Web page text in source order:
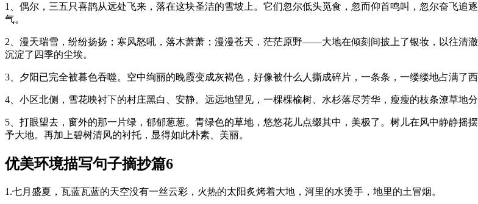
1、偶尔，三五只喜鹊从远处飞来，落在这块圣洁的雪坡上。它们忽尔低头觅食，忽而仰首鸣叫，忽尔奋飞
气。
2、漫天瑞雪，纷纷扬扬；寒风怒吼，落木萧萧；漫漫苍天，茫茫原野——大地在倾刻间披上了银妆，以往清
沉淀了四季的尘埃。
3、夕阳已完全被暮色吞噬。空中绚丽的晚霞变成灰褐色，好像被什么人撕成碎片，一条条，一缕缕地占满了西
4、小区北侧，雪花映衬下的村庄黑白、安静。远远地望见，一棵棵榆树、水杉落尽芳华，瘦瘦的枝条潦草地分
5、打眼望去，窗外的那一片绿，郁郁葱葱。青绿色的草地，悠悠花儿点缀其中，美极了。树儿在风中静静
予大地。再加上碧树清风的衬托，显得如此朴素、美丽。
优美环境描写句子摘抄篇6
1.七月盛夏，瓦蓝瓦蓝的天空没有一丝云彩，火热的太阳炙烤着大地，河里的水烫手，地里的土冒烟。